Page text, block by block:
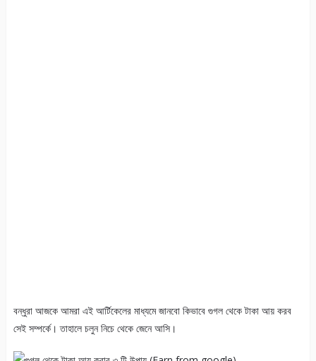
বন্ধুরা আজকে আমরা এই আর্টিকেলের মাধ্যমে জানবো কিভাবে গুগল থেকে টাকা আয় করব
সেই সম্পর্কে। তাহালে চলুন নিচে থেকে জেনে আসি।